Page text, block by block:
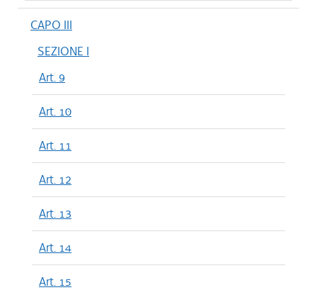
CAPO III
SEZIONE I
Art. 9
Art. 10
Art. 11
Art. 12
Art. 13
Art. 14
Art. 15